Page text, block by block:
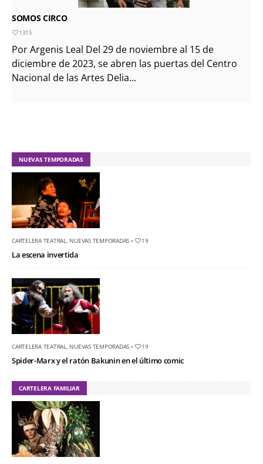
SOMOS CIRCO
1315
Por Argenis Leal Del 29 de noviembre al 15 de
diciembre de 2023, se abren las puertas del Centro
Nacional de las Artes Delia...
NUEVAS TEMPORADAS
CARTELERA TEATRAL NUEVAS TEMPORADAS • 19
La escena invertida
CARTELERA TEATRAL NUEVAS TEMPORADAS • 19
Spider-Marx y el ratón Bakunin en el último comic
CARTELERA FAMILIAR